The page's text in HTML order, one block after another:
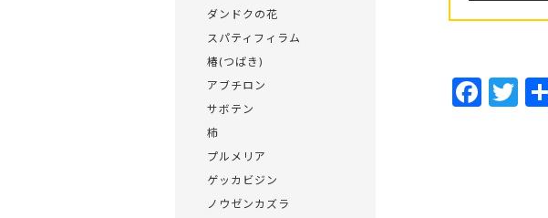
F
ac
T
w
ダンドクの花
スパティフィラム
椿(つばき)
アブチロン
サボテン
柿
プルメリア
ゲッカビジン
ノウゼンカズラ